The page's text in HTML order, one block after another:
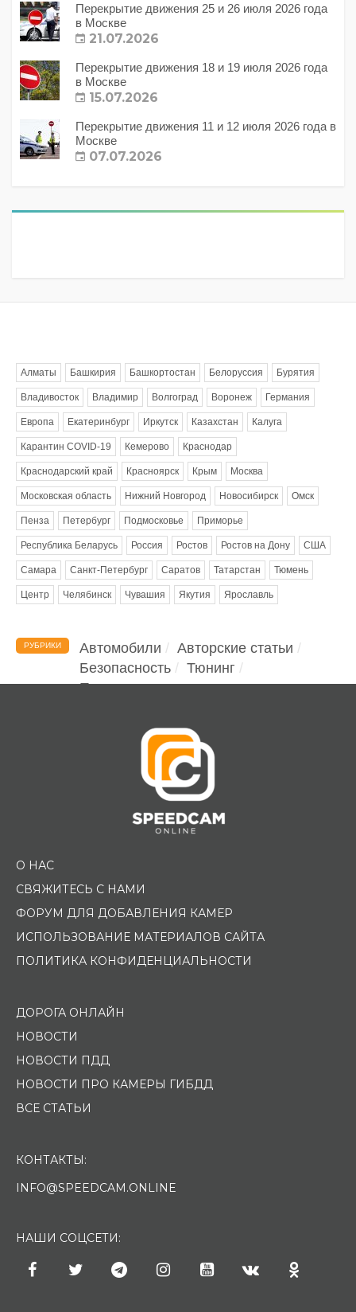
Перекрытие движения 25 и 26 июля 2026 года
в Москве
21.07.2026
Перекрытие движения 18 и 19 июля 2026 года
в Москве
15.07.2026
Перекрытие движения 11 и 12 июля 2026 года в
Москве
07.07.2026
Алматы Башкирия Башкортостан Белоруссия Бурятия
Владивосток Владимир Волгоград Воронеж Германия
Европа Екатеринбург Иркутск Казахстан Калуга
Карантин COVID-19 Кемерово Краснодар
Краснодарский край Красноярск Крым Москва
Московская область Нижний Новгород Новосибирск Омск
Пенза Петербург Подмосковье Приморье
Республика Беларусь Россия Ростов Ростов на Дону США
Самара Санкт-Петербург Саратов Татарстан Тюмень
Центр Челябинск Чувашия Якутия Ярославль
РУБРИКИ Автомобили
Авторские статьи
Безопасность
Тюнинг
Помощь водителю
О НАС
СВЯЖИТЕСЬ С НАМИ
ФОРУМ ДЛЯ ДОБАВЛЕНИЯ КАМЕР
ИСПОЛЬЗОВАНИЕ МАТЕРИАЛОВ САЙТА
ПОЛИТИКА КОНФИДЕНЦИАЛЬНОСТИ
ДОРОГА ОНЛАЙН
НОВОСТИ
НОВОСТИ ПДД
НОВОСТИ ПРО КАМЕРЫ ГИБДД
ВСЕ СТАТЬИ
КОНТАКТЫ:
INFO@SPEEDCAM.ONLINE
НАШИ СОЦСЕТИ: